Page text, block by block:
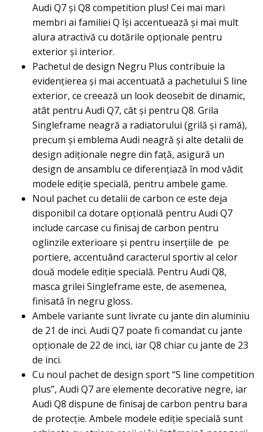
Audi Q7 și Q8 competition plus! Cei mai mari
membri ai familiei Q își accentuează și mai mult
alura atractivă cu dotările opționale pentru
exterior și interior.
Pachetul de design Negru Plus contribuie la
evidențierea și mai accentuată a pachetului S line
exterior, ce creează un look deosebit de dinamic,
atât pentru Audi Q7, cât și pentru Q8. Grila
Singleframe neagră a radiatorului (grilă și ramă),
precum și emblema Audi neagră și alte detalii de
design adiționale negre din față, asigură un
design de ansamblu ce diferențiază în mod vădit
modele ediție specială, pentru ambele game.
Noul pachet cu detalii de carbon ce este deja
disponibil ca dotare opțională pentru Audi Q7
include carcase cu finisaj de carbon pentru
oglinzile exterioare și pentru inserțiile de pe
portiere, accentuând caracterul sportiv al celor
două modele ediție specială. Pentru Audi Q8,
masca grilei Singleframe este, de asemenea,
finisată în negru gloss.
Ambele variante sunt livrate cu jante din aluminiu
de 21 de inci. Audi Q7 poate fi comandat cu jante
opționale de 22 de inci, iar Q8 chiar cu jante de 23
de inci.
Cu noul pachet de design sport “S line competition
plus”, Audi Q7 are elemente decorative negre, iar
Audi Q8 dispune de finisaj de carbon pentru bara
de protecție. Ambele modele ediție specială sunt